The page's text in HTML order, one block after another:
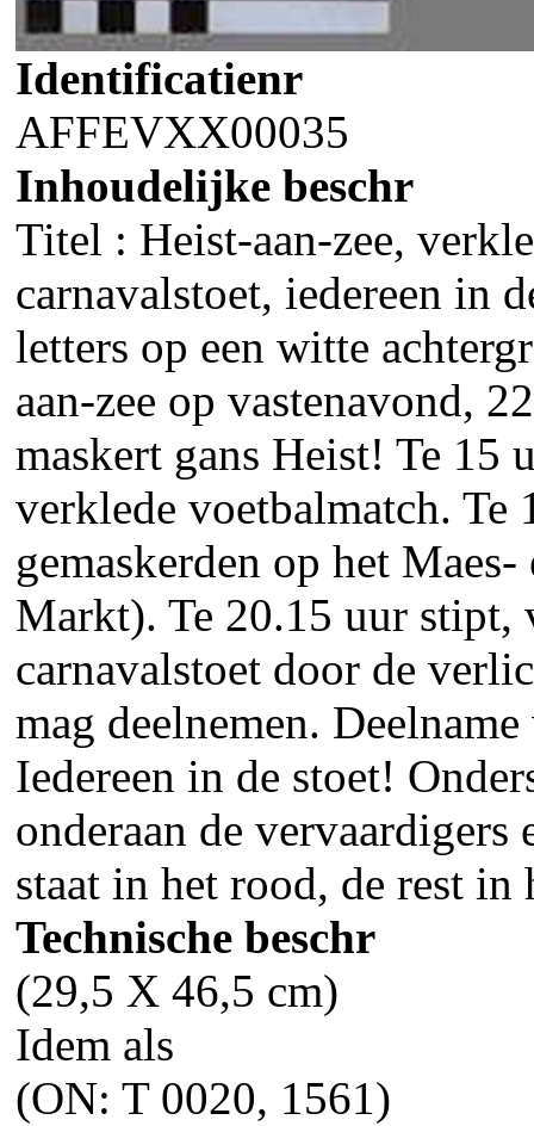
Identificatienr
AFFEVXX00035
Inhoudelijke beschr
Titel : Heist-aan-zee,
carnavalstoet, iedereen in
letters op een witte
aan-zee op vastenavond,
maskert gans Heist! Te 15
verklede voetbalmatch.
gemaskerden op het
Markt). Te 20.15 uur stipt,
carnavalstoet door de
mag deelnemen.
Iedereen in de stoet!
onderaan de
staat in het rood, de rest in
Technische beschr
(29,5 X 46,5 cm)
Idem als
(ON: T 0020, 1561)